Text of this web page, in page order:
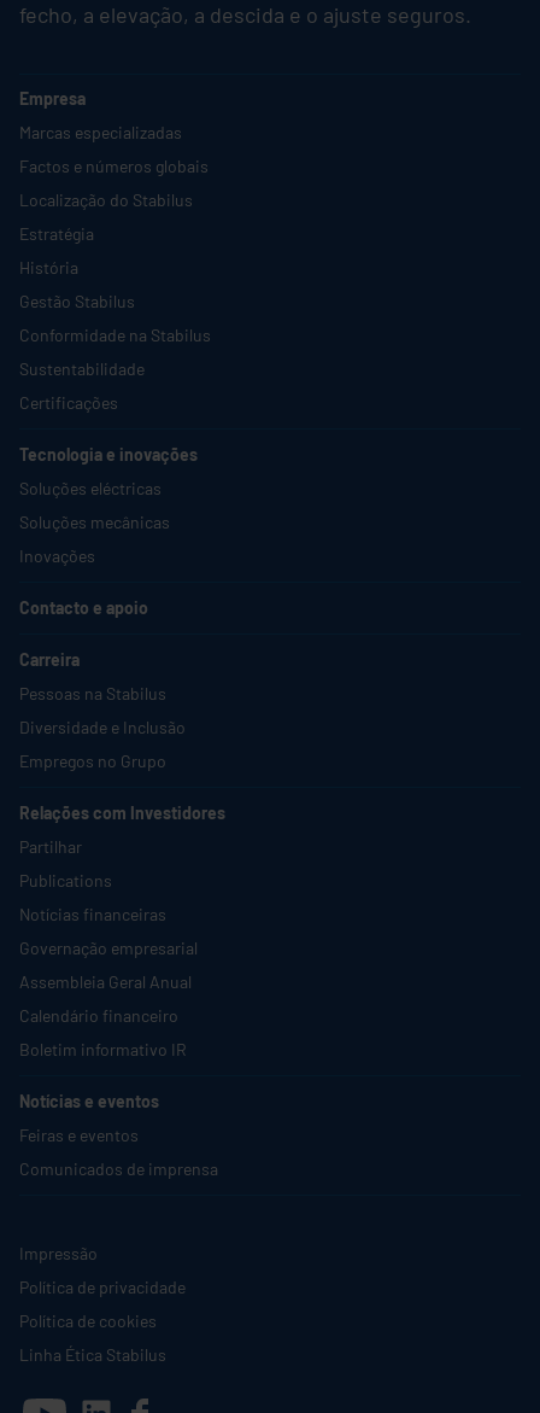
fecho, a elevação, a descida e o ajuste seguros.
Empresa
Marcas especializadas
Factos e números globais
Localização do Stabilus
Estratégia
História
Gestão Stabilus
Conformidade na Stabilus
Sustentabilidade
Certificações
Tecnologia e inovações
Soluções eléctricas
Soluções mecânicas
Inovações
Contacto e apoio
Carreira
Pessoas na Stabilus
Diversidade e Inclusão
Empregos no Grupo
Relações com Investidores
Partilhar
Publications
Notícias financeiras
Governação empresarial
Assembleia Geral Anual
Calendário financeiro
Boletim informativo IR
Notícias e eventos
Feiras e eventos
Comunicados de imprensa
Impressão
Política de privacidade
Política de cookies
Linha Ética Stabilus